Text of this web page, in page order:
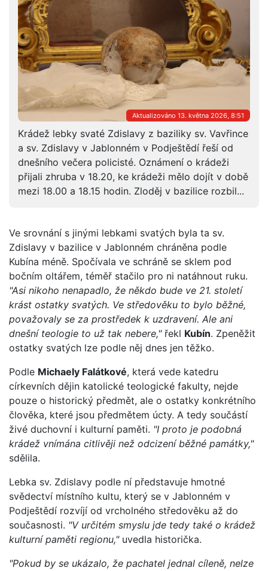
Aktualizováno 13. května 2026, 8:51
Krádež lebky svaté Zdislavy z baziliky sv. Vavřince
a sv. Zdislavy v Jablonném v Podještědí řeší od
dnešního večera policisté. Oznámení o krádeži
přijali zhruba v 18.20, ke krádeži mělo dojít v době
mezi 18.00 a 18.15 hodin. Zloděj v bazilice rozbil...
Ve srovnání s jinými lebkami svatých byla ta sv.
Zdislavy v bazilice v Jablonném chráněna podle
Kubína méně. Spočívala ve schráně se sklem pod
bočním oltářem, téměř stačilo pro ni natáhnout ruku.
"Asi nikoho nenapadlo, že někdo bude ve 21. století
krást ostatky svatých. Ve středověku to bylo běžné,
považovaly se za prostředek k uzdravení. Ale ani
dnešní teologie to už tak nebere," řekl Kubín. Zpeněžit
ostatky svatých lze podle něj dnes jen těžko.
Podle Michaely Falátkové, která vede katedru
církevních dějin katolické teologické fakulty, nejde
pouze o historický předmět, ale o ostatky konkrétního
člověka, které jsou předmětem úcty. A tedy součástí
živé duchovní i kulturní paměti. "I proto je podobná
krádež vnímána citlivěji než odcizení běžné památky,"
sdělila.
Lebka sv. Zdislavy podle ní představuje hmotné
svědectví místního kultu, který se v Jablonném v
Podještědí rozvíjí od vrcholného středověku až do
současnosti. "V určitém smyslu jde tedy také o krádež
kulturní paměti regionu,"uvedla historička.
"Pokud by se ukázalo, že pachatel jednal cíleně, nelze